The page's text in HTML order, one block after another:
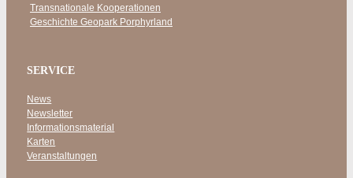
Transnationale Kooperationen
Geschichte Geopark Porphyrland
SERVICE
News
Newsletter
Informationsmaterial
Karten
Veranstaltungen